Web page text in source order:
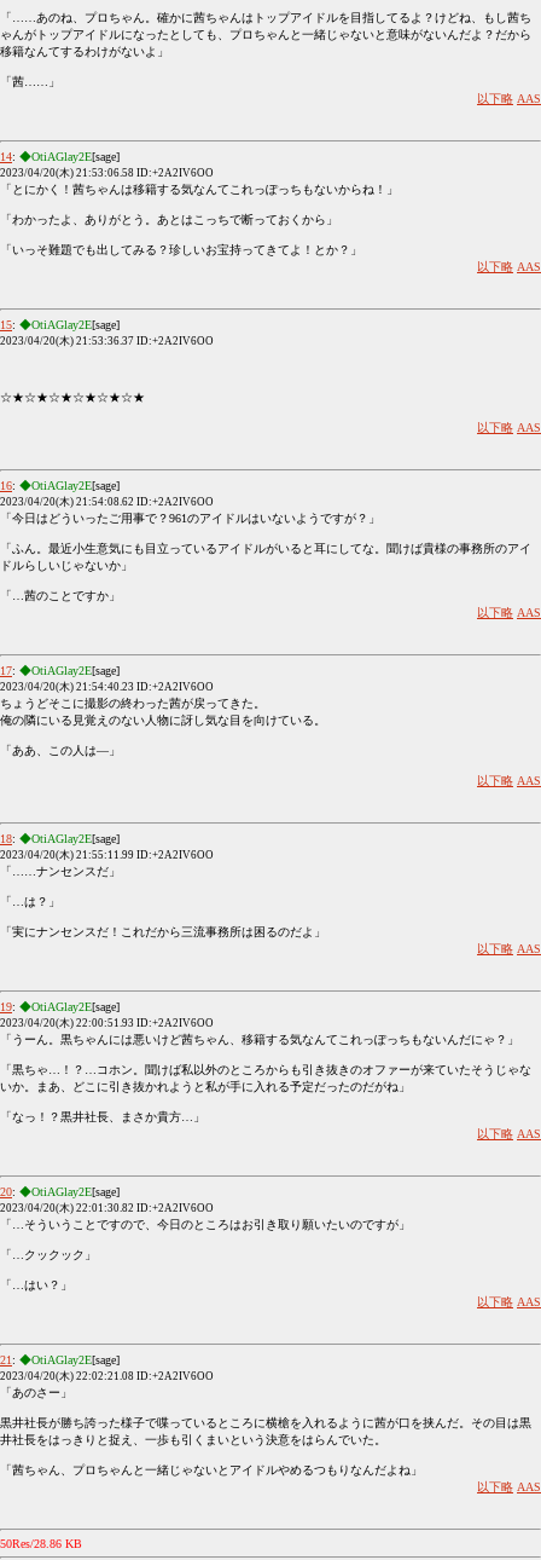
「……あのね、プロちゃん。確かに茜ちゃんはトップアイドルを目指してるよ？けどね、もし茜ち
ゃんがトップアイドルになったとしても、プロちゃんと一緒じゃないと意味がないんだよ？だから
移籍なんてするわけがないよ」
「茜……」
以下略 AAS
14: ◆OtiAGlay2E[sage]
2023/04/20(木) 21:53:06.58 ID:+2A2IV6OO
「とにかく！茜ちゃんは移籍する気なんてこれっぽっちもないからね！」
「わかったよ、ありがとう。あとはこっちで断っておくから」
「いっそ難題でも出してみる？珍しいお宝持ってきてよ！とか？」
以下略 AAS
15: ◆OtiAGlay2E[sage]
2023/04/20(木) 21:53:36.37 ID:+2A2IV6OO
☆★☆★☆★☆★☆★☆★
以下略 AAS
16: ◆OtiAGlay2E[sage]
2023/04/20(木) 21:54:08.62 ID:+2A2IV6OO
「今日はどういったご用事で？961のアイドルはいないようですが？」
「ふん。最近小生意気にも目立っているアイドルがいると耳にしてな。聞けば貴様の事務所のアイ
ドルらしいじゃないか」
「…茜のことですか」
以下略 AAS
17: ◆OtiAGlay2E[sage]
2023/04/20(木) 21:54:40.23 ID:+2A2IV6OO
ちょうどそこに撮影の終わった茜が戻ってきた。
俺の隣にいる見覚えのない人物に訝し気な目を向けている。
「ああ、この人は―」
以下略 AAS
18: ◆OtiAGlay2E[sage]
2023/04/20(木) 21:55:11.99 ID:+2A2IV6OO
「……ナンセンスだ」
「…は？」
「実にナンセンスだ！これだから三流事務所は困るのだよ」
以下略 AAS
19: ◆OtiAGlay2E[sage]
2023/04/20(木) 22:00:51.93 ID:+2A2IV6OO
「うーん。黒ちゃんには悪いけど茜ちゃん、移籍する気なんてこれっぽっちもないんだにゃ？」
「黒ちゃ…！？…コホン。聞けば私以外のところからも引き抜きのオファーが来ていたそうじゃな
いか。まあ、どこに引き抜かれようと私が手に入れる予定だったのだがね」
「なっ！？黒井社長、まさか貴方…」
以下略 AAS
20: ◆OtiAGlay2E[sage]
2023/04/20(木) 22:01:30.82 ID:+2A2IV6OO
「…そういうことですので、今日のところはお引き取り願いたいのですが」
「…クックック」
「…はい？」
以下略 AAS
21 : ◆OtiAGlay2E[sage]
2023/04/20(木) 22:02:21.08 ID:+2A2IV6OO
「あのさー」
黒井社長が勝ち誇った様子で喋っているところに横槍を入れるように茜が口を挟んだ。その目は黒
井社長をはっきりと捉え、一歩も引くまいという決意をはらんでいた。
「茜ちゃん、プロちゃんと一緒じゃないとアイドルやめるつもりなんだよね」
以下略 AAS
50Res/28.86 KB